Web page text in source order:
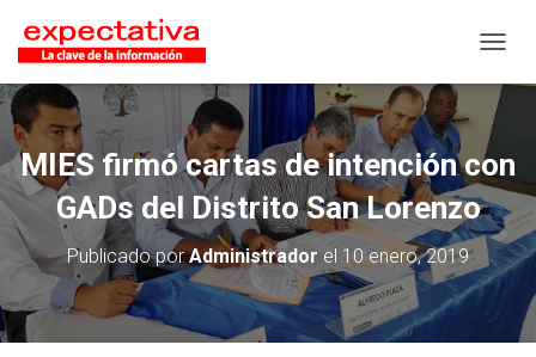
MIES firmó cartas de intención con
GADs del Distrito San Lorenzo
Publicado porAdministrador el 10 enero, 2019